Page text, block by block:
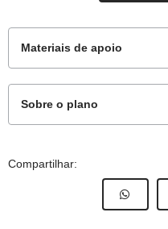
Materiais de apoio
Sobre o plano
Este plano de aula foi
de Nova Escola
Compartilhar: